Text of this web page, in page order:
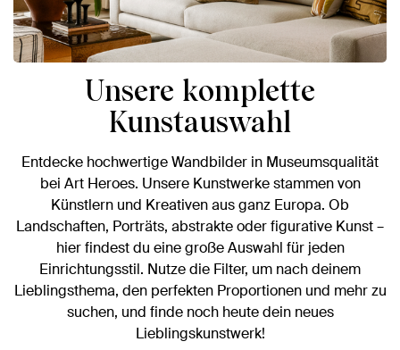
Unsere komplette
Kunstauswahl
Entdecke hochwertige Wandbilder in Museumsqualität
bei Art Heroes. Unsere Kunstwerke stammen von
Künstlern und Kreativen aus ganz Europa. Ob
Landschaften, Porträts, abstrakte oder figurative Kunst –
hier findest du eine große Auswahl für jeden
Einrichtungsstil. Nutze die Filter, um nach deinem
Lieblingsthema, den perfekten Proportionen und mehr zu
suchen, und finde noch heute dein neues
Lieblingskunstwerk!